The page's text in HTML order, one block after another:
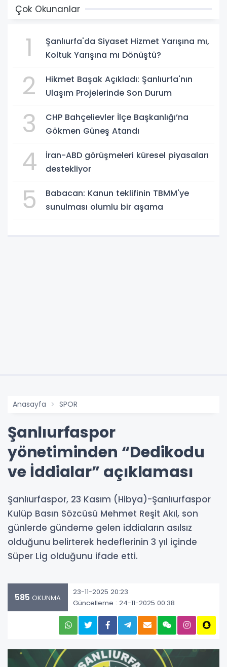
Çok Okunanlar
1
Şanlıurfa'da Siyaset Hizmet Yarışına mı,
Koltuk Yarışına mı Dönüştü?
2
Hikmet Başak Açıkladı: Şanlıurfa'nın
Ulaşım Projelerinde Son Durum
3
CHP Bahçelievler İlçe Başkanlığı’na
Gökmen Güneş Atandı
4
İran-ABD görüşmeleri küresel piyasaları
destekliyor
5
Babacan: Kanun teklifinin TBMM'ye
sunulması olumlu bir aşama
Anasayfa SPOR
Şanlıurfaspor
yönetiminden “Dedikodu
ve İddialar” açıklaması
Şanlıurfaspor, 23 Kasım (Hibya)-Şanlıurfaspor
Kulüp Basın Sözcüsü Mehmet Reşit Akıl, son
günlerde gündeme gelen iddiaların asılsız
olduğunu belirterek hedeflerinin 3 yıl içinde
Süper Lig olduğunu ifade etti.
585 OKUNMA
23-11-2025 20:23
Güncelleme : 24-11-2025 00:38